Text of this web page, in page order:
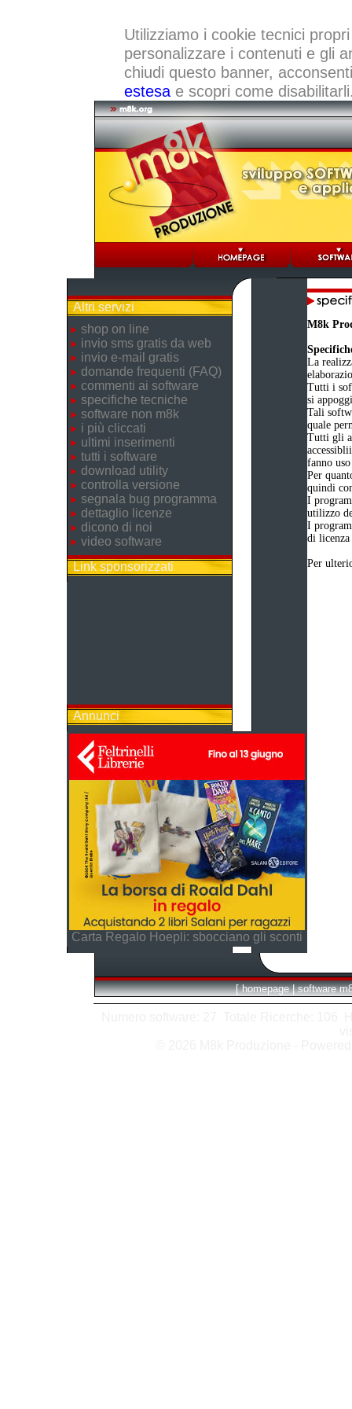
Utilizziamo i cookie tecnici
personalizzare i contenuti e gli
chiudi questo banner,
estesae scopri come
Altri servizi
shop on line
invio sms gratis da web
invio e-mail gratis
domande frequenti (FAQ)
commenti ai software
specifiche tecniche
software non m8k
i più cliccati
ultimi inserimenti
tutti i software
download utility
controlla versione
segnala bug programma
dettaglio licenze
dicono di noi
video software
Link sponsorizzati
Annunci
Carta Regalo Hoepli: sbocciano gli sconti
M8k
La
Tutti i
si
Tali
quale
Tutti gli
fanno uso
Per
quindi
I
utilizzo
I
di licenza
Per
[ homepage | software